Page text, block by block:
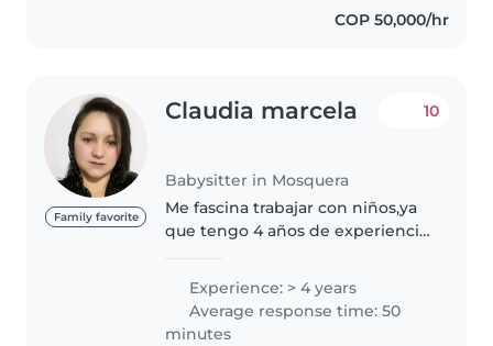
COP 50,000/hr
Family favorite
Claudia marcela
Babysitter in Mosquera
10
Me fascina trabajar con niños,ya
que tengo 4 años de experiencia
Principalmente con bebés y
niños pequeños Tengo muchas
ganas de cuidar de tus hijos. Si..
Experience: > 4 years
Average response time: 50
minutes